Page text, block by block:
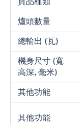
貨品種類
爐頭數量
總輸出 (瓦)
機身尺寸 (寬
高深, 毫米)
其他功能
其他功能